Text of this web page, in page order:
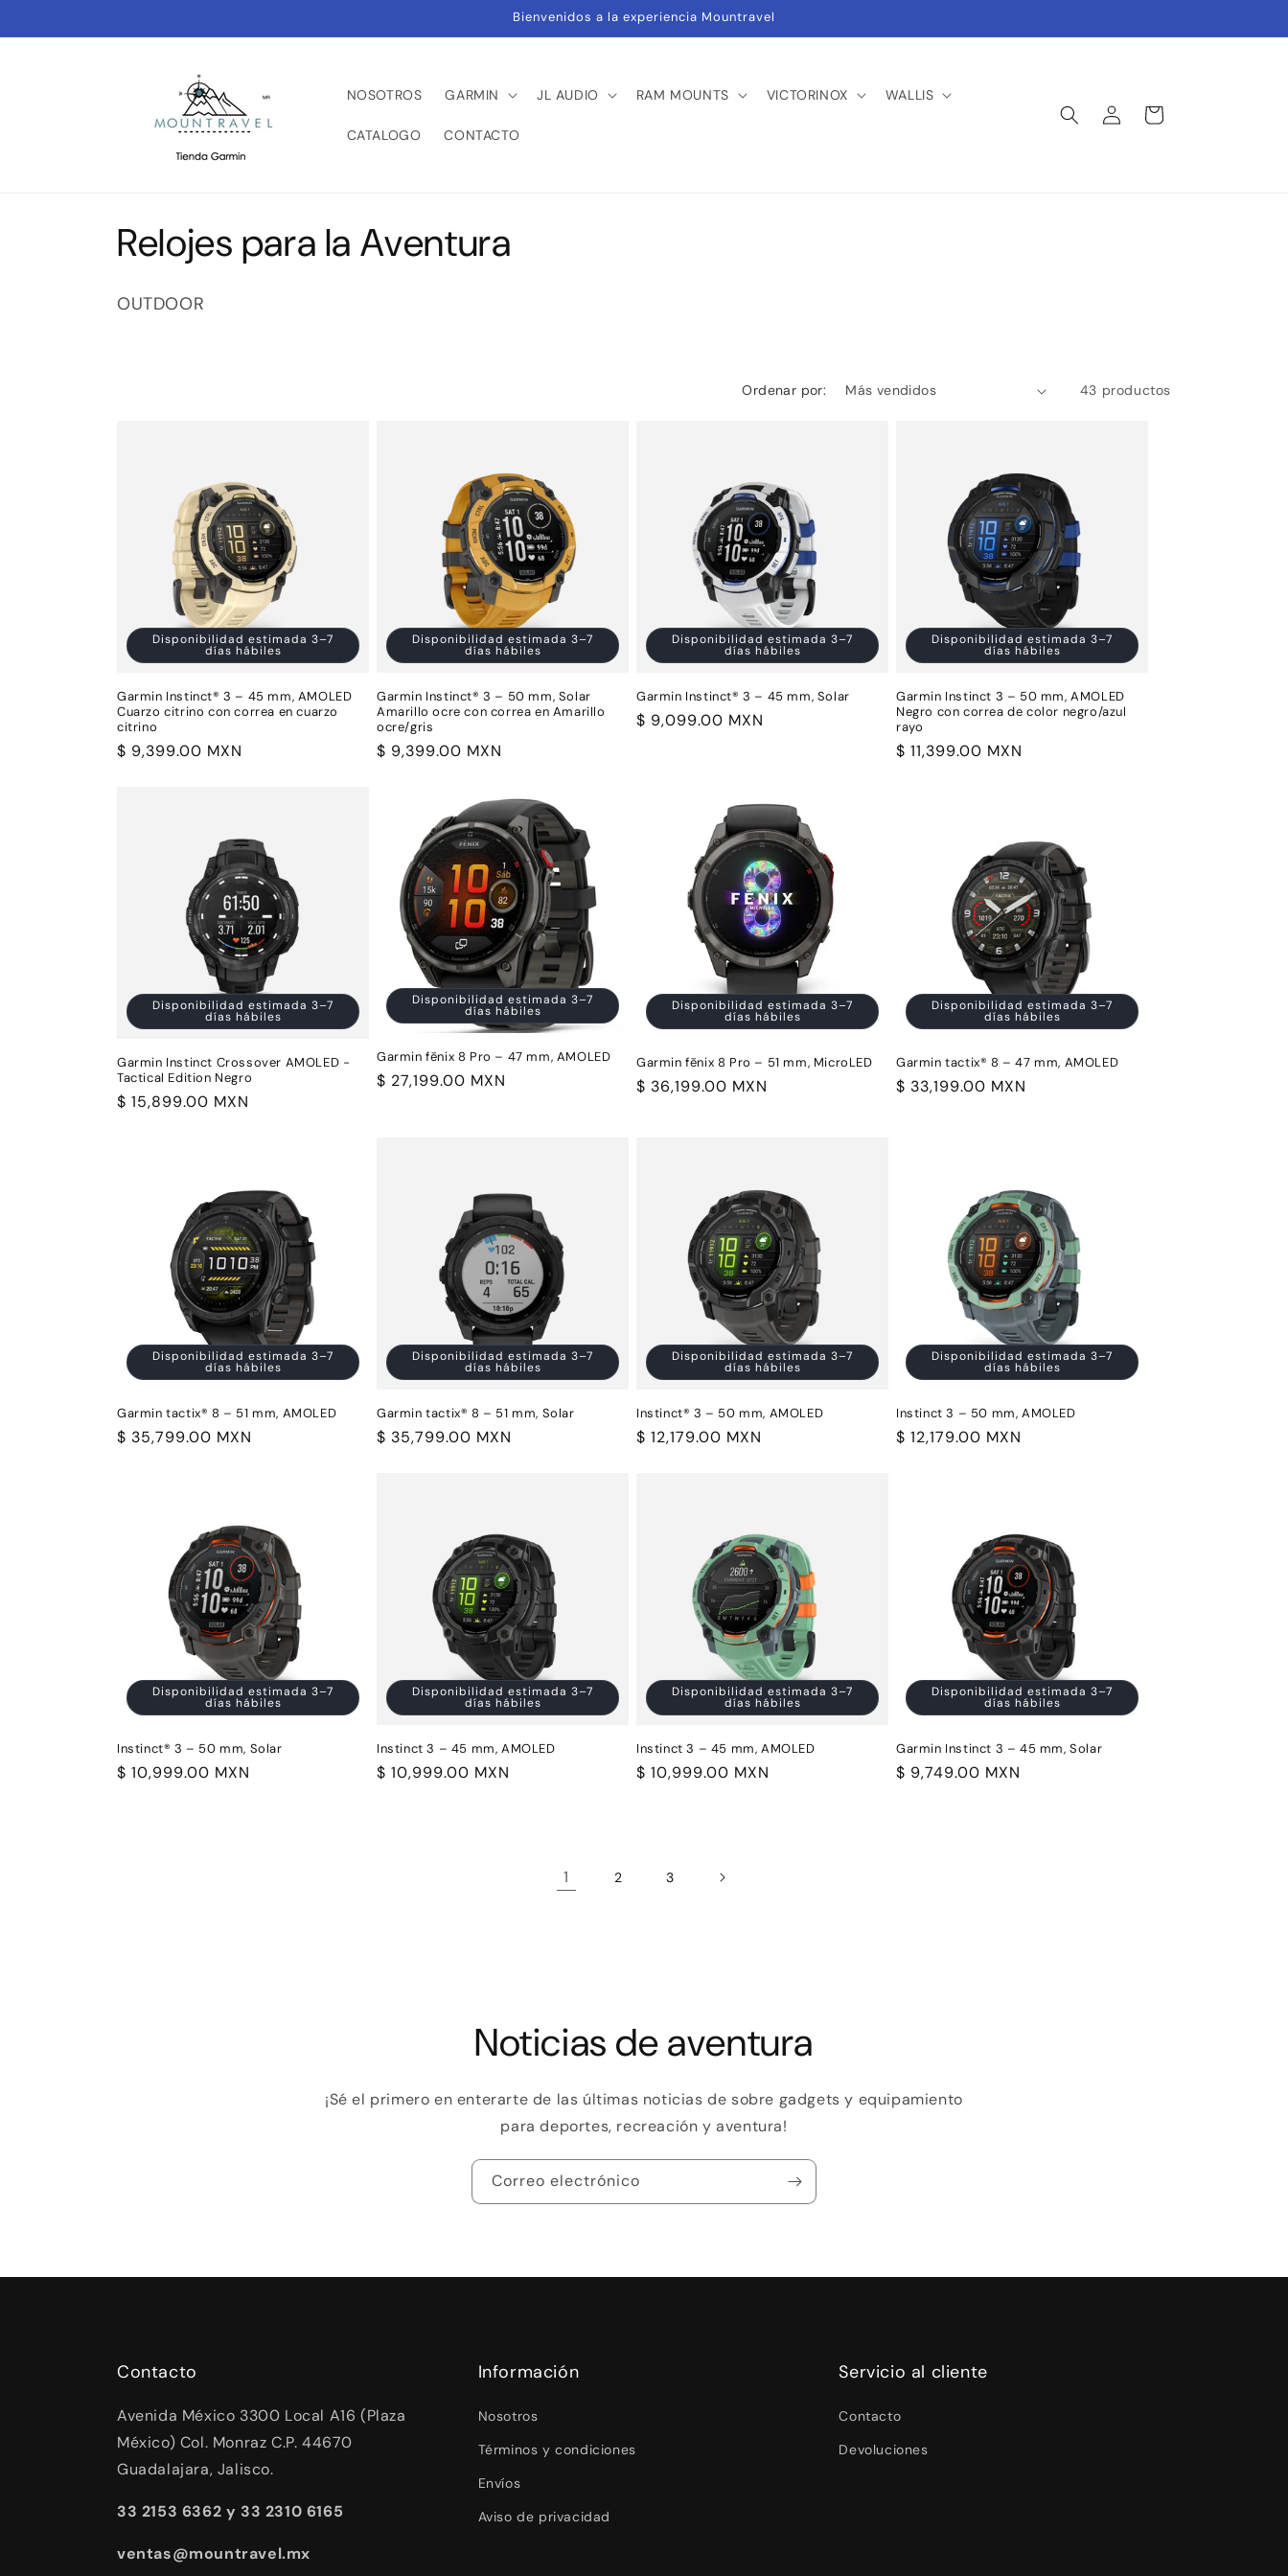
al contenido
Bienvenidos a la experiencia Mountravel
NOSOTROS GARMIN JL AUDIO RAM MOUNTS VICTORINOX WALLIS
CATALOGO CONTACTO
Iniciar
sesión
Carrito
C
o
n
:
Relojes para la Aventura
OUTDOOR
Ordenar por: 43 productos
Disponibilidad estimada 3–7
días hábiles
Garmin Instinct® 3 – 45 mm, AMOLED
Cuarzo citrino con correa en cuarzo
citrino
Precio
$ 9,399.00 MXN
Disponibilidad estimada 3–7
días hábiles
Garmin Instinct® 3 – 50 mm, Solar
Amarillo ocre con correa en Amarillo
ocre/gris
Precio
$ 9,399.00 MXN
Disponibilidad estimada 3–7
días hábiles
Garmin Instinct® 3 – 45 mm, Solar
Precio
$ 9,099.00 MXN
Disponibilidad estimada 3–7
días hábiles
Garmin Instinct 3 – 50 mm, AMOLED
Negro con correa de color negro/azul
rayo
Precio
$ 11,399.00 MXN
Disponibilidad estimada 3–7
días hábiles
Garmin Instinct Crossover AMOLED -
Tactical Edition Negro
Precio
$ 15,899.00 MXN
Disponibilidad estimada 3–7
días hábiles
Garmin fēnix 8 Pro – 47 mm, AMOLED
Precio
$ 27,199.00 MXN
Disponibilidad estimada 3–7
días hábiles
Garmin fēnix 8 Pro – 51 mm, MicroLED
Precio
$ 36,199.00 MXN
Disponibilidad estimada 3–7
días hábiles
Garmin tactix® 8 – 47 mm, AMOLED
Precio
$ 33,199.00 MXN
Disponibilidad estimada 3–7
días hábiles
Garmin tactix® 8 – 51 mm, AMOLED
Precio
$ 35,799.00 MXN
Disponibilidad estimada 3–7
días hábiles
Garmin tactix® 8 – 51 mm, Solar
Precio
$ 35,799.00 MXN
Disponibilidad estimada 3–7
días hábiles
Instinct® 3 – 50 mm, AMOLED
Precio
$ 12,179.00 MXN
Disponibilidad estimada 3–7
días hábiles
Instinct 3 – 50 mm, AMOLED
Precio
$ 12,179.00 MXN
Disponibilidad estimada 3–7
días hábiles
Instinct® 3 – 50 mm, Solar
Precio
$ 10,999.00 MXN
Disponibilidad estimada 3–7
días hábiles
Instinct 3 – 45 mm, AMOLED
Precio
$ 10,999.00 MXN
Disponibilidad estimada 3–7
días hábiles
Instinct 3 – 45 mm, AMOLED
Precio
$ 10,999.00 MXN
Disponibilidad estimada 3–7
días hábiles
Garmin Instinct 3 – 45 mm, Solar
Precio
$ 9,749.00 MXN
1 2 3
Noticias de aventura
¡Sé el primero en enterarte de las últimas noticias de sobre gadgets y equipamiento
para deportes, recreación y aventura!
Correo electrónico
Contacto
Avenida México 3300 Local A16 (Plaza
México) Col. Monraz C.P. 44670
Guadalajara, Jalisco.
33 2153 6362 y 33 2310 6165
ventas@mountravel.mx
Información
Nosotros
Términos y condiciones
Envíos
Aviso de privacidad
Servicio al cliente
Contacto
Devoluciones